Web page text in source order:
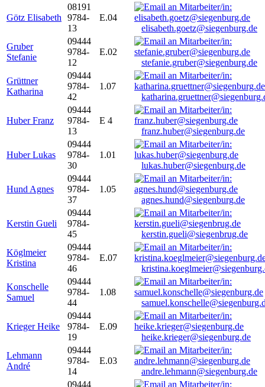
Götz Elisabeth
08191
9784-
13
E.04
elisabeth.goetz@siegenburg.de
Gruber
Stefanie
09444
9784-
12
E.02
stefanie.gruber@siegenburg.de
Grüttner
Katharina
09444
9784-
42
1.07
Huber Franz
09444
9784-
13
E 4
franz.huber@siegenburg.de
Huber Lukas
09444
9784-
30
1.01
lukas.huber@siegenburg.de
Hund Agnes
09444
9784-
37
1.05
agnes.hund@siegenburg.de
Kerstin Gueli
09444
9784-
45
kerstin.gueli@siegenbrug.de
Köglmeier
Kristina
09444
9784-
46
E.07
Konschelle
Samuel
09444
9784-
44
1.08
Krieger Heike
09444
9784-
19
E.09
heike.krieger@siegenburg.de
Lehmann
André
09444
9784-
14
E.03
andre.lehmann@siegenburg.de
09444